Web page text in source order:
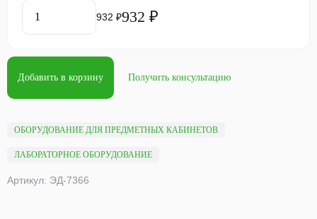
ОБОРУДОВАНИЕ ДЛЯ ПРЕДМЕТНЫХ КАБИНЕТОВ
ЛАБОРАТОРНОЕ ОБОРУДОВАНИЕ
Артикул: ЭД-7366
932 ₽932 ₽
Добавить в корзину Получить консультацию